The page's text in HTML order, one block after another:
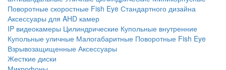
Поворотные скоростные Fish Eye Стандартного дизайна
Аксессуары для AHD камер
IP видеокамеры Цилиндрические Купольные внутренние
Купольные уличные Малогабаритные Поворотные Fish Eye
Взрывозащищенные Аксессуары
Жесткие диски